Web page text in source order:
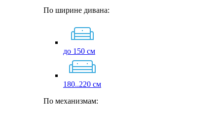
По ширине дивана:
до 150 см
180..220 см
По механизмам: